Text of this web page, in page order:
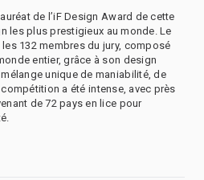
de l’iF Design Award de cette
les plus prestigieux au monde. Le
132 membres du jury, composé
entier, grâce à son design
unique de maniabilité, de
a été intense, avec près
de 72 pays en lice pour